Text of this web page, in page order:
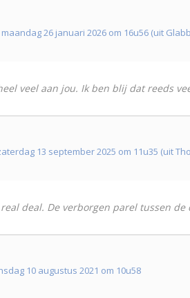
26 januari 2026 om 16u56 (uit
veel aan jou. Ik ben blij dat reeds
13 september 2025 om 11u35 (uit
deal. De verborgen parel tussen
10 augustus 2021 om 10u58